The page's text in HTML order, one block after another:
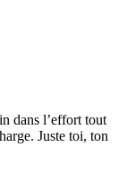
dans l’effort tout
Juste toi, ton